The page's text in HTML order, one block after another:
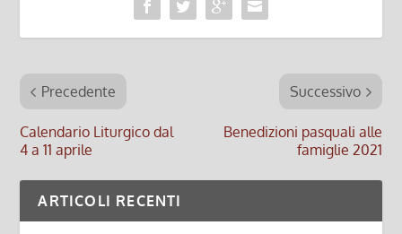
Precedente
Calendario Liturgico dal
4 a 11 aprile
Successivo
Benedizioni pasquali alle
famiglie 2021
ARTICOLI RECENTI